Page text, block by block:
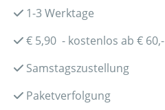
1-3 Werktage
€ 5,90 - kostenlos ab € 60,-
Samstagszustellung
Paketverfolgung